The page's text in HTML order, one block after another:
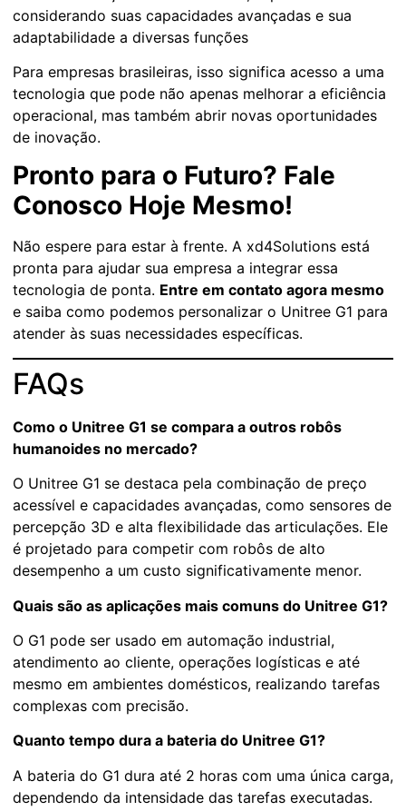
considerando suas capacidades avançadas e sua
adaptabilidade a diversas funções
Para empresas brasileiras, isso significa acesso a uma
tecnologia que pode não apenas melhorar a eficiência
operacional, mas também abrir novas oportunidades
de inovação.
Pronto para o Futuro? Fale
Conosco Hoje Mesmo!
Não espere para estar à frente. A xd4Solutions está
pronta para ajudar sua empresa a integrar essa
tecnologia de ponta. Entre em contato agora mesmo
e saiba como podemos personalizar o Unitree G1 para
atender às suas necessidades específicas.
FAQs
Como o Unitree G1 se compara a outros robôs
humanoides no mercado?
O Unitree G1 se destaca pela combinação de preço
acessível e capacidades avançadas, como sensores de
percepção 3D e alta flexibilidade das articulações. Ele
é projetado para competir com robôs de alto
desempenho a um custo significativamente menor.
Quais são as aplicações mais comuns do Unitree G1?
O G1 pode ser usado em automação industrial,
atendimento ao cliente, operações logísticas e até
mesmo em ambientes domésticos, realizando tarefas
complexas com precisão.
Quanto tempo dura a bateria do Unitree G1?
A bateria do G1 dura até 2 horas com uma única carga,
dependendo da intensidade das tarefas executadas.